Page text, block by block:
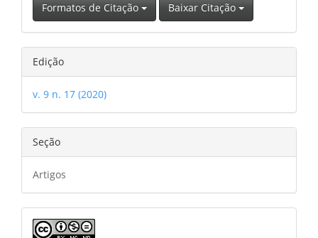
Formatos de Citação Baixar Citação
Edição
v. 9 n. 17 (2020)
Seção
Artigos